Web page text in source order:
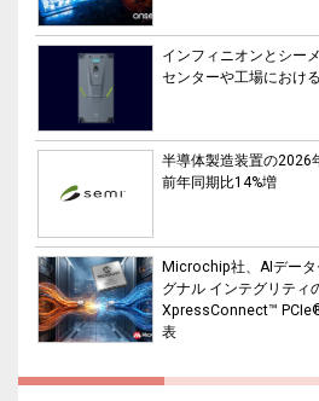
インフィニオンとシー
センターや工場におけ
半導体製造装置の2026
前年同期比14%増
Microchip社、AIデータ
グナル インテグリティ
XpressConnect™
表